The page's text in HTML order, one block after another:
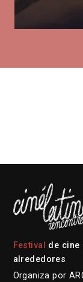
Festival de cine
alrededores
Organiza por